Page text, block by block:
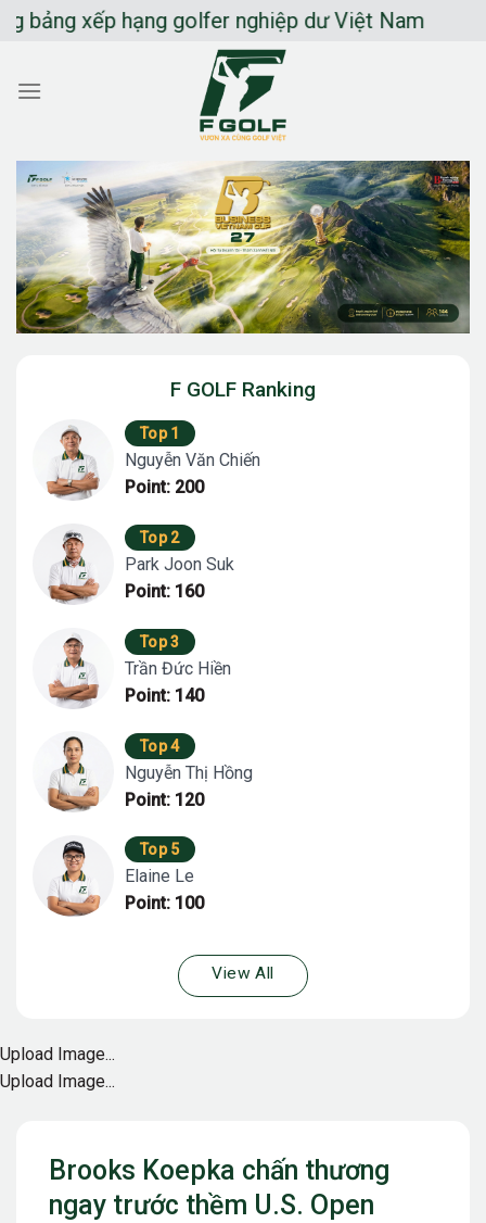
Chuyển
dung
xếp hạng golfer nghiệp dư Việt Nam
Brooks Koepka chấn thương
ngay trước thềm U.S. Open
F GOLF Ranking
Top 1
Nguyễn Văn Chiến
Point: 200
Top 2
Park Joon Suk
Point: 160
Top 3
Trần Đức Hiền
Point: 140
Top 4
Nguyễn Thị Hồng
Point: 120
Top 5
Elaine Le
Point: 100
View All
Upload Image...
Upload Image...